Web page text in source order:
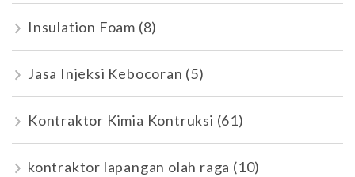
Insulation Foam (8)
Jasa Injeksi Kebocoran (5)
Kontraktor Kimia Kontruksi (61)
kontraktor lapangan olah raga (10)